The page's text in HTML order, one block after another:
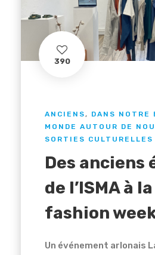
390
ANCIENS, DANS NOTRE
MONDE AUTOUR DE
SORTIES CULTURELLES
Des anciens
de l’ISMA à
fashion
Un événement arlonais